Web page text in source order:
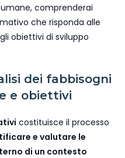
comprenderai
che risponda alle
obiettivi di sviluppo
dei fabbisogni
e obiettivi
costituisce il processo
e valutare le
di un contesto